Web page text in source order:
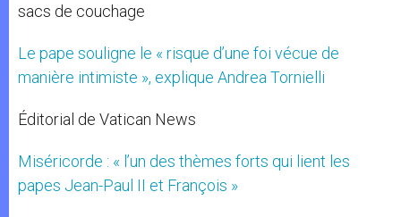
sacs de couchage
Le pape souligne le « risque d’une foi vécue de
manière intimiste », explique Andrea Tornielli
Éditorial de Vatican News
Miséricorde : « l’un des thèmes forts qui lient les
papes Jean-Paul II et François »